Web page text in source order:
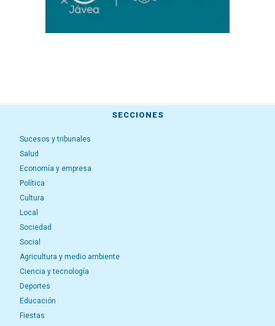
SECCIONES
Sucesos y tribunales
Salud
Economía y empresa
Política
Cultura
Local
Sociedad
Social
Agricultura y medio ambiente
Ciencia y tecnología
Deportes
Educación
Fiestas